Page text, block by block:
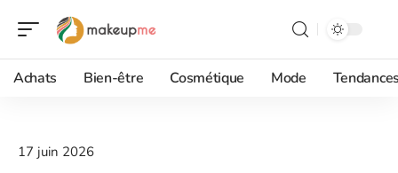
Achats Bien-être Cosmétique Mode
17 juin 2026